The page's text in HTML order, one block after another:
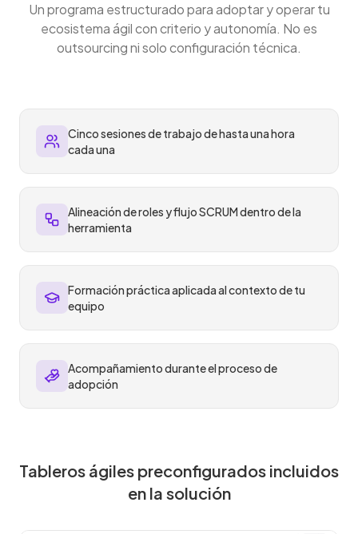
Un programa estructurado para adoptar y operar tu
ecosistema ágil con criterio y autonomía. No es
outsourcing ni solo configuración técnica.
Cinco sesiones de trabajo de hasta una hora
cada una
Alineación de roles y flujo SCRUM dentro de la
herramienta
Formación práctica aplicada al contexto de tu
equipo
Acompañamiento durante el proceso de
adopción
Tableros ágiles preconfigurados incluidos
en la solución